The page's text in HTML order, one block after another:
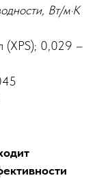
Вт/м·К
(XPS); 0,029 –